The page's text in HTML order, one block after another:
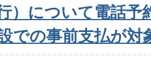
）について電話予
での事前支払が対